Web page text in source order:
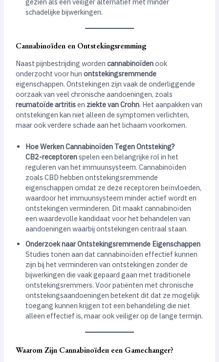
schadelijke bijwerkingen.
Cannabinoïden en Ontstekingsremming
Naast pijnbestrijding worden cannabinoïdenook
onderzocht voor hun ontstekingsremmende
eigenschappen. Ontstekingen zijn vaak de onderliggende
oorzaak van veel chronische aandoeningen, zoals
reumatoïde artritisen ziekte van Crohn. Het aanpakken van
ontstekingen kan niet alleen de symptomen verlichten,
maar ook verdere schade aan het lichaam voorkomen.
Hoe Werken Cannabinoïden Tegen Ontsteking?
CB2-receptorenspelen een belangrijke rol in het
reguleren van het immuunsysteem. Cannabinoïden
zoals CBD hebben ontstekingsremmende
eigenschappen omdat ze deze receptoren beïnvloeden,
waardoor het immuunsysteem minder actief wordt en
ontstekingen verminderen. Dit maakt cannabinoïden
een waardevolle kandidaat voor het behandelen van
aandoeningen waarbij ontstekingen centraal staan.
Onderzoek naar Ontstekingsremmende Eigenschappen
Studies tonen aan dat cannabinoïden effectief kunnen
zijn bij het verminderen van ontstekingen zonder de
bijwerkingen die vaak gepaard gaan met traditionele
ontstekingsremmers. Voor patiënten met chronische
ontstekingsaandoeningen betekent dit dat ze mogelijk
toegang kunnen krijgen tot een behandeling die niet
alleen effectief is, maar ook veiliger op de lange termijn.
Waarom Zijn Cannabinoïden een Gamechanger?